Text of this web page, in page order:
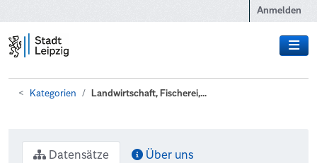
Anmelden
Kategorien Landwirtschaft, Fischerei,...
Datensätze Über uns